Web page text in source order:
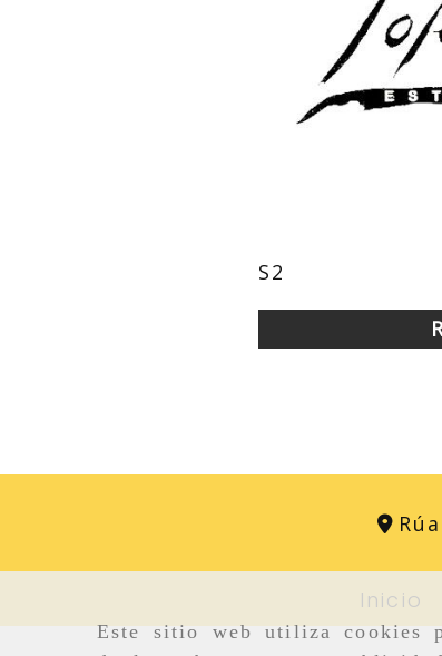
Este sitio web utiliza cookies
S2
Inicio